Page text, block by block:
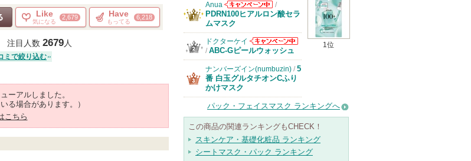
Like
気になる
2,679 Have
もってる
6,218
注目人数 2679人
ミで絞り込む
ーアルしました。
る場合があります。）
こちら
1位
Anua
Anuaからのお
知らせがありま
/
PDRN100ヒアルロン酸セラ
ムマスク
ドクターケイ
ドクターケイか
らのお知らせが
あります
/ ABC-Gピールウォッシュ
ナンバーズイン(numbuzin) / 5
番 白玉グルタチオンCふり
かけマスク
パック・フェイスマスク ランキングへ
この商品の関連ランキングもCHECK！
スキンケア・基礎化粧品 ランキング
シートマスク・パック ランキング